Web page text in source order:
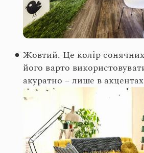
Жовтий. Це колір
його варто
акуратно – лише в